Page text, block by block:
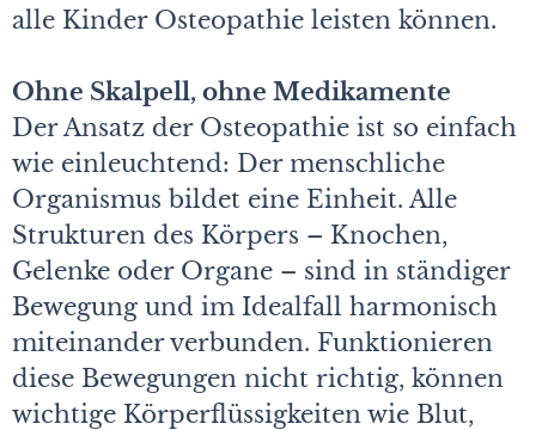
alle Kinder Osteopathie leisten können.
Ohne Skalpell, ohne Medikamente
Der Ansatz der Osteopathie ist so einfach
wie einleuchtend: Der menschliche
Organismus bildet eine Einheit. Alle
Strukturen des Körpers – Knochen,
Gelenke oder Organe – sind in ständiger
Bewegung und im Idealfall harmonisch
miteinander verbunden. Funktionieren
diese Bewegungen nicht richtig, können
wichtige Körperflüssigkeiten wie Blut,